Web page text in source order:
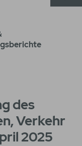
des
Verkehr
2025